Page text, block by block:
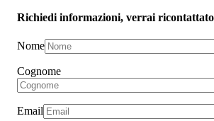
Richiedi informazioni, verrai
Nome
Cognome
Email